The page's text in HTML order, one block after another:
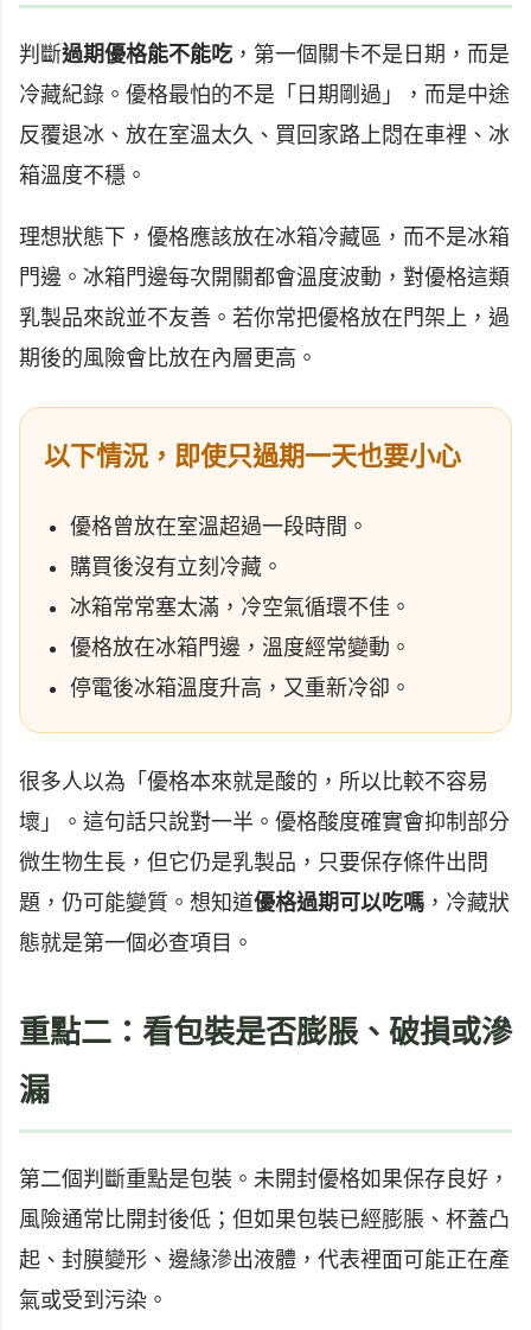
判斷過期優格能不能吃 ，第一個關卡不是日期，而是
冷藏紀錄。優格最怕的不是「日期剛過」，而是中途
反覆退冰、放在室溫太久、買回家路上悶在車裡、冰
箱溫度不穩。
理想狀態下，優格應該放在冰箱冷藏區，而不是冰箱
門邊。冰箱門邊每次開關都會溫度波動，對優格這類
乳製品來說並不友善。若你常把優格放在門架上，過
期後的風險會比放在內層更高。
以下情況，即使只過期一天也要小心
優格曾放在室溫超過一段時間。
購買後沒有立刻冷藏。
冰箱常常塞太滿，冷空氣循環不佳。
優格放在冰箱門邊，溫度經常變動。
停電後冰箱溫度升高，又重新冷卻。
很多人以為「優格本來就是酸的，所以比較不容易
壞」。這句話只說對一半。優格酸度確實會抑制部分
微生物生長，但它仍是乳製品，只要保存條件出問
題，仍可能變質。想知道優格過期可以吃嗎 ，冷藏狀
態就是第一個必查項目。
重點二：看包裝是否膨脹、破損或滲
漏
第二個判斷重點是包裝。未開封優格如果保存良好，
風險通常比開封後低；但如果包裝已經膨脹、杯蓋凸
起、封膜變形、邊緣滲出液體，代表裡面可能正在產
氣或受到污染。